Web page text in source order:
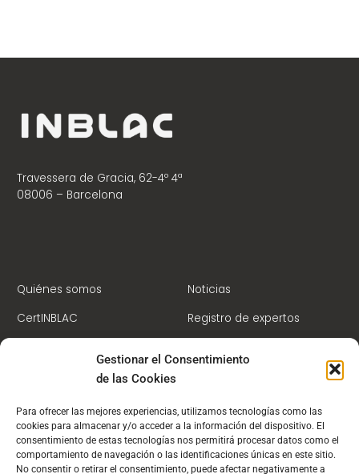
Gestionar el Consentimiento
de las Cookies
Para ofrecer las mejores experiencias, utilizamos tecnologías como las
cookies para almacenar y/o acceder a la información del dispositivo. El
consentimiento de estas tecnologías nos permitirá procesar datos como el
comportamiento de navegación o las identificaciones únicas en este sitio.
No consentir o retirar el consentimiento, puede afectar negativamente a
Travessera de Gracia, 62-4º 4ª
08006 – Barcelona
Quiénes somos
CertINBLAC
Noticias
Registro de expertos